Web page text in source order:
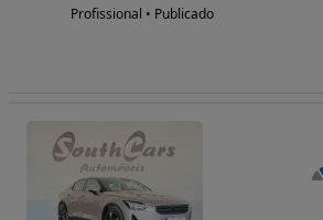
Profissional • Publicado